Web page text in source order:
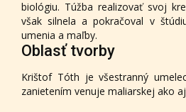
biológiu. Túžba realizovať svoj
však silnela a pokračoval v
umenia a maľby.
Oblasť tvorby
Krištof Tóth je všestranný
zanietením venuje maliarskej ako